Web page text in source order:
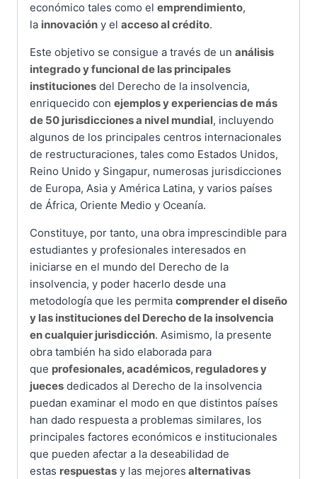
económico tales como el emprendimiento,
la innovación y el acceso al crédito.
Este objetivo se consigue a través de un análisis
integrado y funcional de las principales
instituciones del Derecho de la insolvencia,
enriquecido con ejemplos y experiencias de más
de 50 jurisdicciones a nivel mundial, incluyendo
algunos de los principales centros internacionales
de restructuraciones, tales como Estados Unidos,
Reino Unido y Singapur, numerosas jurisdicciones
de Europa, Asia y América Latina, y varios países
de África, Oriente Medio y Oceanía.
Constituye, por tanto, una obra imprescindible para
estudiantes y profesionales interesados en
iniciarse en el mundo del Derecho de la
insolvencia, y poder hacerlo desde una
metodología que les permita comprender el diseño
y las instituciones del Derecho de la insolvencia
en cualquier jurisdicción. Asimismo, la presente
obra también ha sido elaborada para
que profesionales, académicos, reguladores y
jueces dedicados al Derecho de la insolvencia
puedan examinar el modo en que distintos países
han dado respuesta a problemas similares, los
principales factores económicos e institucionales
que pueden afectar a la deseabilidad de
estas respuestas y las mejores alternativas